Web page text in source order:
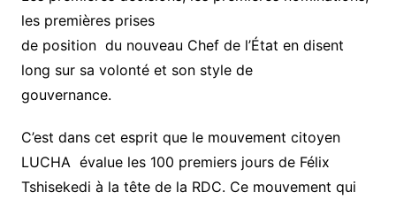
les premières prises
de position du nouveau Chef de l’État en disent
long sur sa volonté et son style de
gouvernance.
C’est dans cet esprit que le mouvement citoyen
LUCHA évalue les 100 premiers jours de Félix
Tshisekedi à la tête de la RDC. Ce mouvement qui